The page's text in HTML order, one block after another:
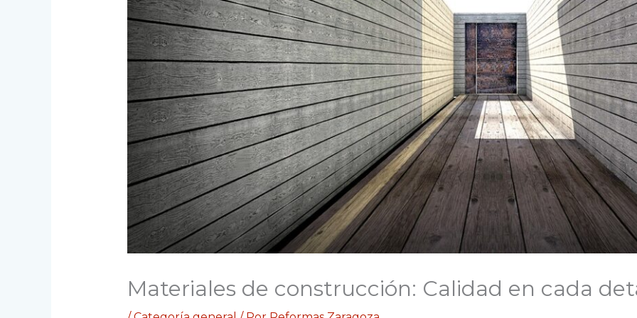
Materiales de construcción: Calidad en cada